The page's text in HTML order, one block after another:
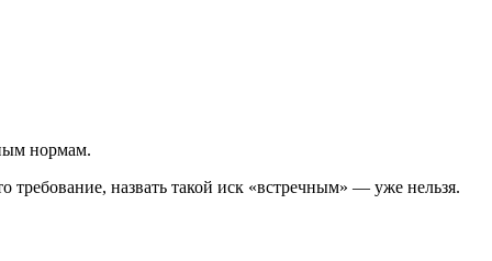
нормам.
требование, назвать такой иск «встречным» — уже нельзя.